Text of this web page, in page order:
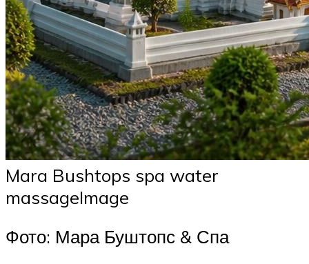
Mara Bushtops spa water
massageImage
Фото: Мара Буштопс & Спа